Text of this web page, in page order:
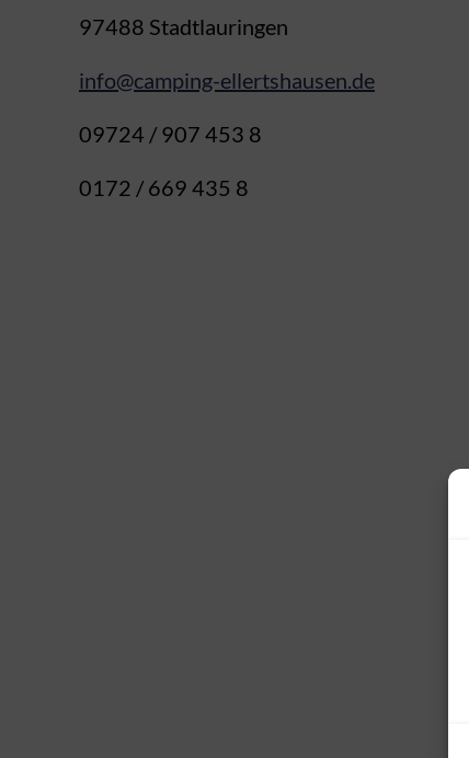
97488 Stadtlauringen
info@camping-ellertshausen.de
09724 / 907 453 8
0172 / 669 435 8